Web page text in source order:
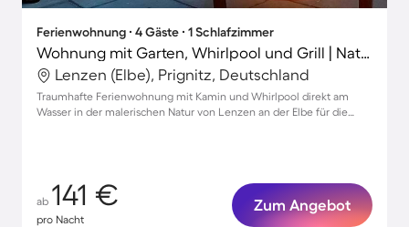
Ferienwohnung ∙ 4 Gäste ∙ 1 Schlafzimmer
Wohnung mit Garten, Whirlpool und Grill | Naturblick
Lenzen (Elbe), Prignitz, Deutschland
Traumhafte Ferienwohnung mit Kamin und Whirlpool direkt am
Wasser in der malerischen Natur von Lenzen an der Elbe für die
ab 141 €
pro Nacht
Zum Angebot